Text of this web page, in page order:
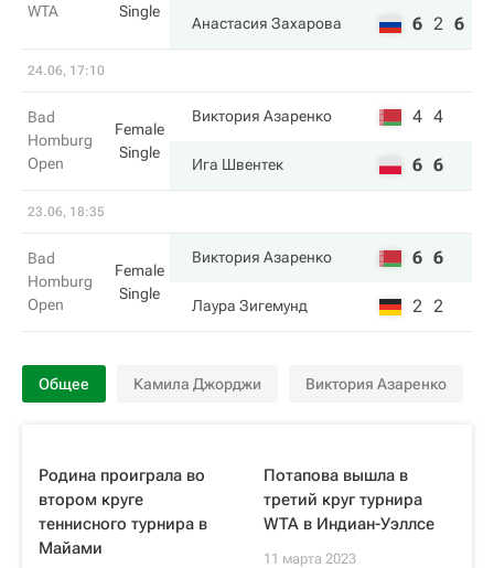
WTA Single
Анастасия Захарова 6 2 6
24.06, 17:10
Bad
Homburg
Open
Female
Single
Виктория Азаренко 4 4
Ига Швентек 6 6
23.06, 18:35
Bad
Homburg
Open
Female
Single
Виктория Азаренко 6 6
Лаура Зигемунд 2 2
Общее Камила Джорджи Виктория Азаренко
Родина проиграла во
втором круге
теннисного турнира в
Майами
Потапова вышла в
третий круг турнира
WTA в Индиан-Уэллсе
11 марта 2023